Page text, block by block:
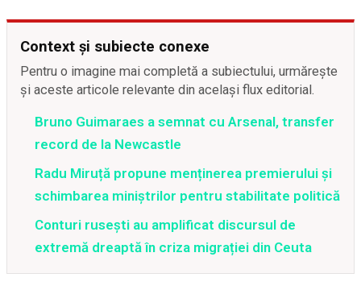
Context și subiecte conexe
Pentru o imagine mai completă a subiectului, urmărește
și aceste articole relevante din același flux editorial.
Bruno Guimaraes a semnat cu Arsenal, transfer
record de la Newcastle
Radu Miruță propune menținerea premierului și
schimbarea miniștrilor pentru stabilitate politică
Conturi rusești au amplificat discursul de
extremă dreaptă în criza migrației din Ceuta